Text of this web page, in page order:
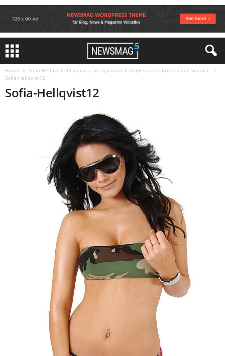
Home
Sofia Hellqvist, 30-vjecarja qe nga modele topless u be princesha e Suedise
Sofia-Hellqvist12
Sofia-Hellqvist12